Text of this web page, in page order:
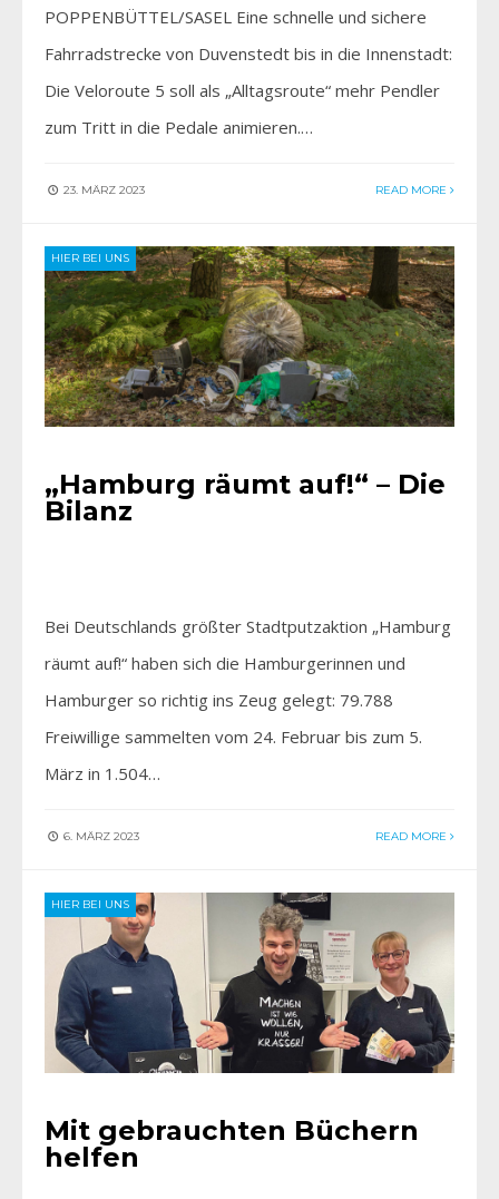
POPPENBÜTTEL/SASEL Eine schnelle und sichere
Fahrradstrecke von Duvenstedt bis in die Innenstadt:
Die Veloroute 5 soll als „Alltagsroute“ mehr Pendler
zum Tritt in die Pedale animieren.…
23. MÄRZ 2023 READ MORE
HIER BEI UNS
„Hamburg räumt auf!“ – Die
Bilanz
Bei Deutschlands größter Stadtputzaktion „Hamburg
räumt auf!“ haben sich die Hamburgerinnen und
Hamburger so richtig ins Zeug gelegt: 79.788
Freiwillige sammelten vom 24. Februar bis zum 5.
März in 1.504…
6. MÄRZ 2023 READ MORE
HIER BEI UNS
Mit gebrauchten Büchern
helfen